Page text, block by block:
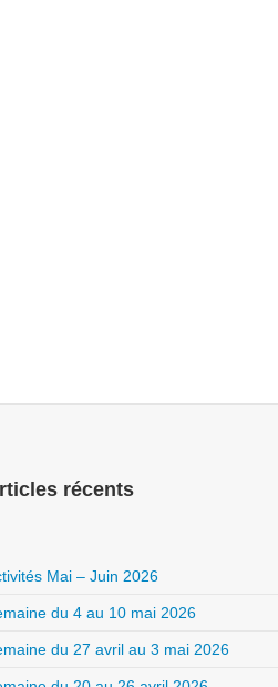
récents
Mai – Juin 2026
du 4 au 10 mai 2026
du 27 avril au 3 mai 2026